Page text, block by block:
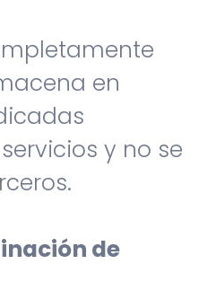
en
y no se
de